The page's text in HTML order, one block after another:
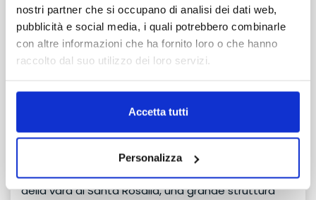
nostri partner che si occupano di analisi dei dati web,
pubblicità e social media, i quali potrebbero combinarle
con altre informazioni che ha fornito loro o che hanno
raccolto dal suo utilizzo dei loro servizi.
Accetta tutti
Personalizza
Da allora, la devozione popolare ha reso la festa di
Santa Rosalia una celebrazione annuale che unisce
religiosità, identità cittadina e tradizione popolare.
Le celebrazioni principali
solenni, accompagnate da musiche e preghiere dei
fedeli.
La parte più suggestiva della festa è la processione
della vara di Santa Rosalia, una grande struttura
TRANSFER
con attesa o collettivo